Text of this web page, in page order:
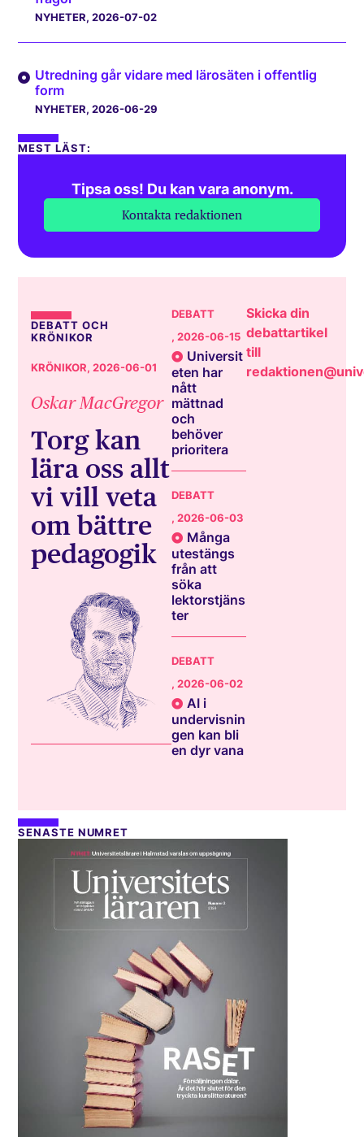
NYHETER, 2026-07-02
Utredning går vidare med lärosäten i offentlig
form
NYHETER, 2026-06-29
MEST LÄST:
Tipsa oss! Du kan vara anonym.
Kontakta redaktionen
DEBATT OCH
KRÖNIKOR
KRÖNIKOR, 2026-06-01
Oskar MacGregor
Torg kan
lära oss allt
vi vill veta
om bättre
pedagogik
DEBATT
, 2026-06-15
Universit
eten har
nått
mättnad
och
behöver
prioritera
DEBATT
, 2026-06-03
Många
utestängs
från att
söka
lektorstjäns
ter
DEBATT
, 2026-06-02
AI i
undervisnin
gen kan bli
en dyr vana
Skicka din
debattartikel
till
SENASTE NUMRET